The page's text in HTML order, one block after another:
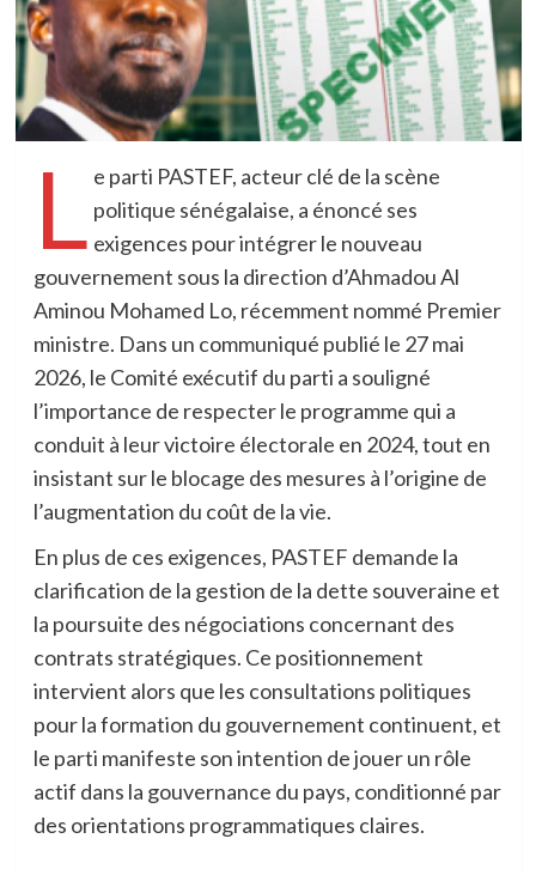
L e parti PASTEF, acteur clé de la scène
politique sénégalaise, a énoncé ses
exigences pour intégrer le nouveau
gouvernement sous la direction d’Ahmadou Al
Aminou Mohamed Lo, récemment nommé Premier
ministre. Dans un communiqué publié le 27 mai
2026, le Comité exécutif du parti a souligné
l’importance de respecter le programme qui a
conduit à leur victoire électorale en 2024, tout en
insistant sur le blocage des mesures à l’origine de
l’augmentation du coût de la vie.
En plus de ces exigences, PASTEF demande la
clarification de la gestion de la dette souveraine et
la poursuite des négociations concernant des
contrats stratégiques. Ce positionnement
intervient alors que les consultations politiques
pour la formation du gouvernement continuent, et
le parti manifeste son intention de jouer un rôle
actif dans la gouvernance du pays, conditionné par
des orientations programmatiques claires.